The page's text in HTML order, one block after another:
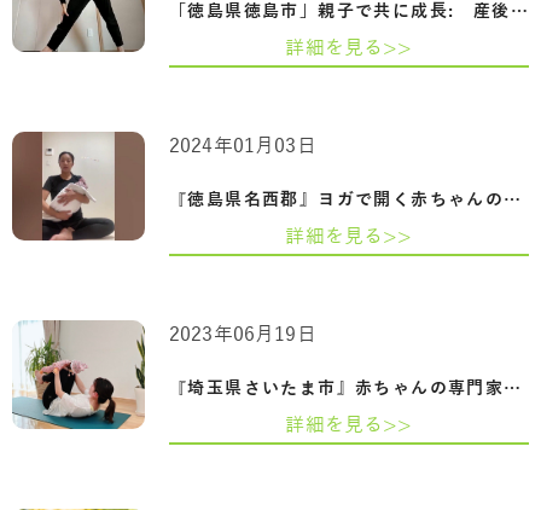
「徳島県徳島市」親子で共に成長: 産後の…
詳細を見る>>
『徳島県名西郡』ヨガで開く赤ちゃんの可…
2024年01月03日
詳細を見る>>
『埼玉県さいたま市』赤ちゃんの専門家『…
2023年06月19日
詳細を見る>>